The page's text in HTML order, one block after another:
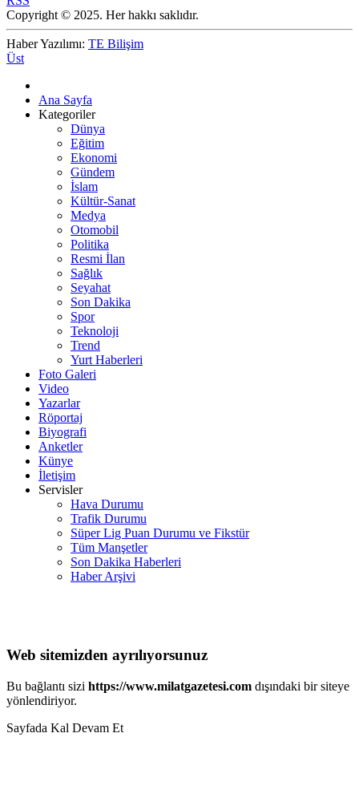
Copyright © 2025. Her hakkı saklıdır.
Haber Yazılımı: TE Bilişim
Üst
Ana Sayfa
Kategoriler
Dünya
Eğitim
Ekonomi
Gündem
İslam
Kültür-Sanat
Medya
Otomobil
Politika
Resmi İlan
Sağlık
Seyahat
Son Dakika
Spor
Teknoloji
Trend
Yurt Haberleri
Foto Galeri
Video
Yazarlar
Röportaj
Biyografi
Anketler
Künye
İletişim
Servisler
Hava Durumu
Trafik Durumu
Süper Lig Puan Durumu ve Fikstür
Tüm Manşetler
Son Dakika Haberleri
Haber Arşivi
Web sitemizden ayrılıyorsunuz
Bu bağlantı sizi https://www.milatgazetesi.com dışındaki bir siteye
yönlendiriyor.
Sayfada Kal Devam Et